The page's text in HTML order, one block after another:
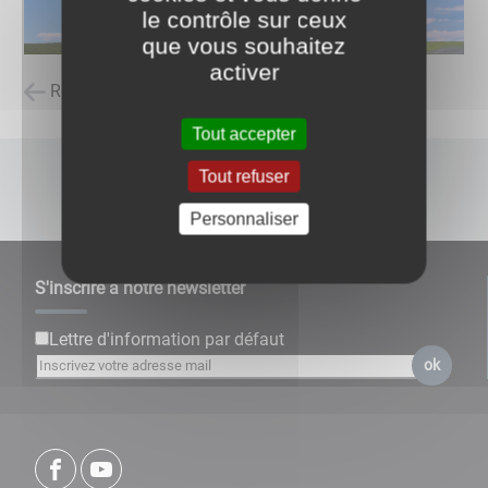
Retour à la liste des carnets d'adresses
www.atelier-chauvot.com
S'inscrire à notre newsletter
Lettre d'information par défaut
ok
le contrôle sur ceux
que vous souhaitez
activer
Tout accepter
Tout refuser
Personnaliser